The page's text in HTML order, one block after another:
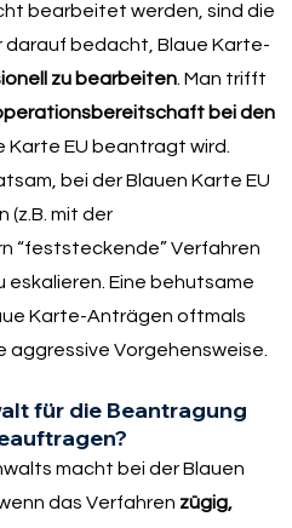
bearbeitet werden, sind die
darauf bedacht, Blaue Karte-
zu bearbeiten. Man trifft
bei den
Karte EU beantragt wird.
bei der Blauen Karte EU
(z.B. mit der
“feststeckende” Verfahren
Eine behutsame
Karte-Anträgen oftmals
aggressive Vorgehensweise.
für die Beantragung
macht bei der Blauen
das Verfahren zügig,